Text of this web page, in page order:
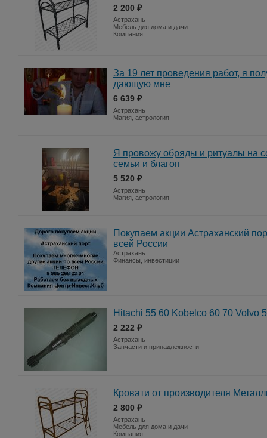
2 200 ₽
Астрахань
Мебель для дома и дачи
Компания
За 19 лет проведения работ, я
дающую мне
6 639 ₽
Астрахань
Магия, астрология
Я провожу обряды и ритуалы на
семьи и благоп
5 520 ₽
Астрахань
Магия, астрология
Покупаем акции Астраханский
всей России
Астрахань
Финансы, инвестиции
Hitachi 55 60 Kobelco 60 70 Volvo
2 222 ₽
Астрахань
Запчасти и принадлежности
Кровати от производителя
2 800 ₽
Астрахань
Мебель для дома и дачи
Компания